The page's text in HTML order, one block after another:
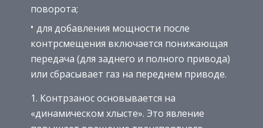
поворота;
для добавления мощности после
контрсмещения включается понижающая
передача (для заднего и полного привода)
или сбрасывает газ на переднем приводе.
Контрзанос основывается на
«динамическом хлысте». Это явление